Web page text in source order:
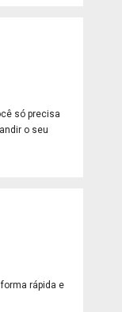
só precisa
o seu
rápida e